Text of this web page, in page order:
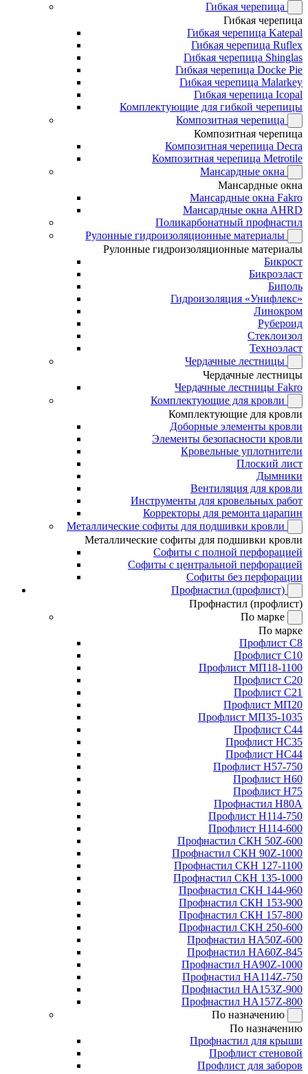
Гибкая черепица
Гибкая черепица
Гибкая черепица Katepal
Гибкая черепица Ruflex
Гибкая черепица Shinglas
Гибкая черепица Docke Pie
Гибкая черепица Malarkey
Гибкая черепица Icopal
Комплектующие для гибкой черепицы
Композитная черепица
Композитная черепица
Композитная черепица Decra
Композитная черепица Metrotile
Мансардные окна
Мансардные окна
Мансардные окна Fakro
Мансардные окна AHRD
Поликарбонатный профнастил
Рулонные гидроизоляционные материалы
Рулонные гидроизоляционные материалы
Бикрост
Бикроэласт
Биполь
Гидроизоляция «Унифлекс»
Линокром
Рубероид
Стеклоизол
Техноэласт
Чердачные лестницы
Чердачные лестницы
Чердачные лестницы Fakro
Комплектующие для кровли
Комплектующие для кровли
Доборные элементы кровли
Элементы безопасности кровли
Кровельные уплотнители
Плоский лист
Дымники
Вентиляция для кровли
Инструменты для кровельных работ
Корректоры для ремонта царапин
Металлические софиты для подшивки кровли
Металлические софиты для подшивки кровли
Софиты с полной перфорацией
Софиты с центральной перфорацией
Софиты без перфорации
Профнастил (профлист)
Профнастил (профлист)
По марке
По марке
Профлист С8
Профлист С10
Профлист МП18-1100
Профлист С20
Профлист С21
Профлист МП20
Профлист МП35-1035
Профлист С44
Профлист НС35
Профлист НС44
Профлист Н57-750
Профлист Н60
Профлист Н75
Профнастил Н80А
Профлист Н114-750
Профлист Н114-600
Профнастил СКН 50Z-600
Профнастил СКН 90Z-1000
Профнастил СКН 127-1100
Профнастил СКН 135-1000
Профнастил СКН 144-960
Профнастил СКН 153-900
Профнастил СКН 157-800
Профнастил СКН 250-600
Профнастил НА50Z-600
Профнастил НА60Z-845
Профнастил НА90Z-1000
Профнастил НА114Z-750
Профнастил НА153Z-900
Профнастил НА157Z-800
По назначению
По назначению
Профнастил для крыши
Профлист стеновой
Профлист для заборов